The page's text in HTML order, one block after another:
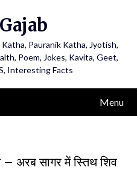
Pauranik Katha, Jyotish,
Poem, Jokes, Kavita, Geet,
Interesting Facts
Menu
अरब सागर में स्तिथ शिव